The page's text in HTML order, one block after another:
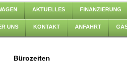
AKTUELLES FINANZIERUNG
UNS KONTAKT ANFAHRT
Bürozeiten